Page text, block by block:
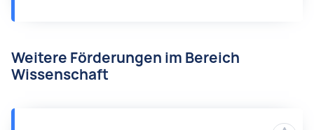
Weitere Förderungen im Bereich
Wissenschaft